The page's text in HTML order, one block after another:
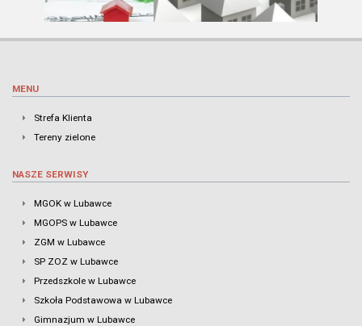
MENU
Strefa Klienta
Tereny zielone
NASZE SERWISY
MGOK w Lubawce
MGOPS w Lubawce
ZGM w Lubawce
SP ZOZ w Lubawce
Przedszkole w Lubawce
Szkoła Podstawowa w Lubawce
Gimnazjum w Lubawce